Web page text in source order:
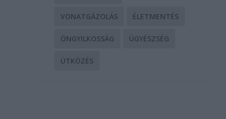
VONATGÁZOLÁS ÉLETMENTÉS
ÖNGYILKOSSÁG ÜGYÉSZSÉG
ÜTKÖZÉS